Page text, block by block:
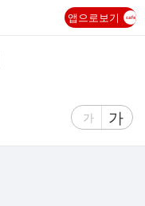
앱으로보기
글
가
글
자
가